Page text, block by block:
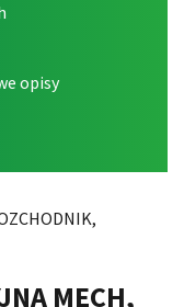
opisy
MECH,